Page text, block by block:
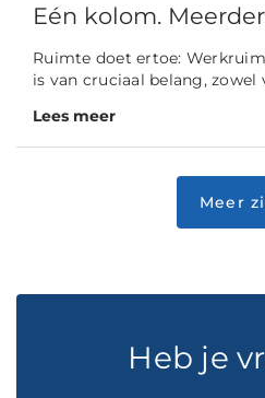
Eén kolom.
Ruimte doet ertoe:
is van cruciaal belang, zowel
Lees meer
Heb je